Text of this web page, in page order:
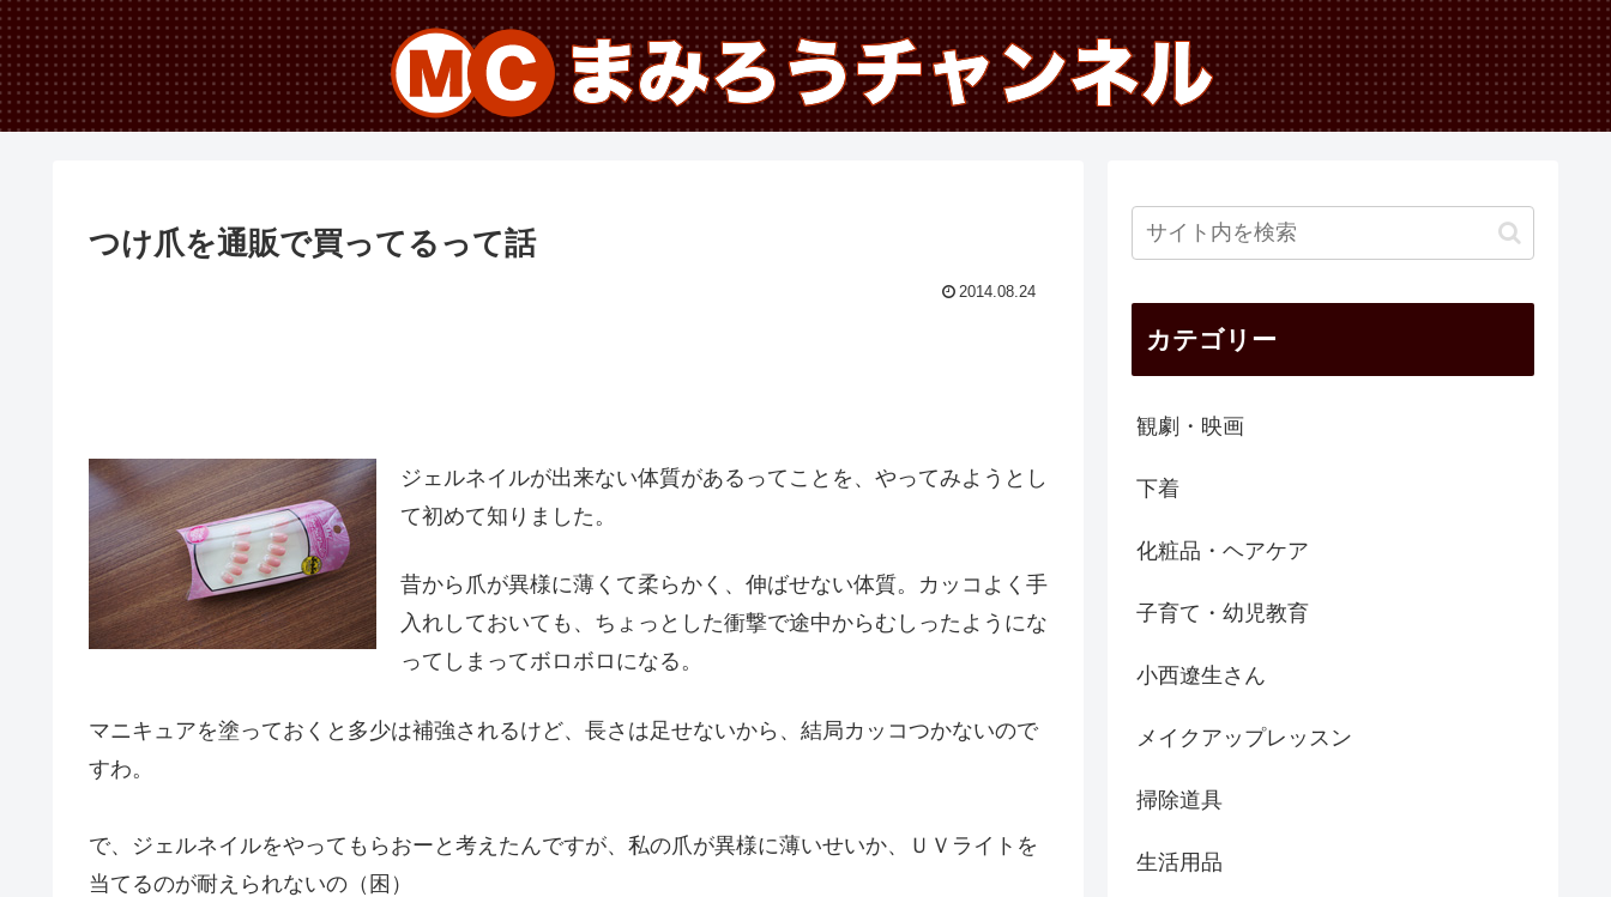
つけ爪を通販で買ってるって話
2014.08.24
ジェルネイルが出来ない体質があるってことを、やってみようとし
て初めて知りました。
昔から爪が異様に薄くて柔らかく、伸ばせない体質。カッコよく手
入れしておいても、ちょっとした衝撃で途中からむしったようにな
ってしまってボロボロになる。
マニキュアを塗っておくと多少は補強されるけど、長さは足せないから、結局カッコつかないので
すわ。
で、ジェルネイルをやってもらおーと考えたんですが、私の爪が異様に薄いせいか、ＵＶライトを
当てるのが耐えられないの（困）
カテゴリー
観劇・映画
下着
化粧品・ヘアケア
子育て・幼児教育
小西遼生さん
メイクアップレッスン
掃除道具
生活用品